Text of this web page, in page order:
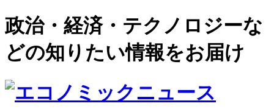
政治・経済・テクノロジーな
どの知りたい情報をお届け